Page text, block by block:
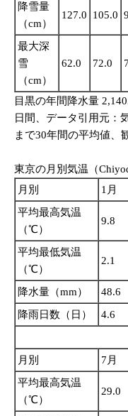
降雪量
（cm）
127.0 105.0
最大深
雪
（cm）
62.0 72.0
目黒の年間降水量
日間、データ引用元：
まで30年間の平均値、
東京の月別気温（
月別
1月
平均最高気温
（℃）
9.8
平均最低気温
（℃）
2.1
降水量（mm） 48.6
降雨日数（日）
4.6
月別 7月
平均最高気温
（℃）
29.0